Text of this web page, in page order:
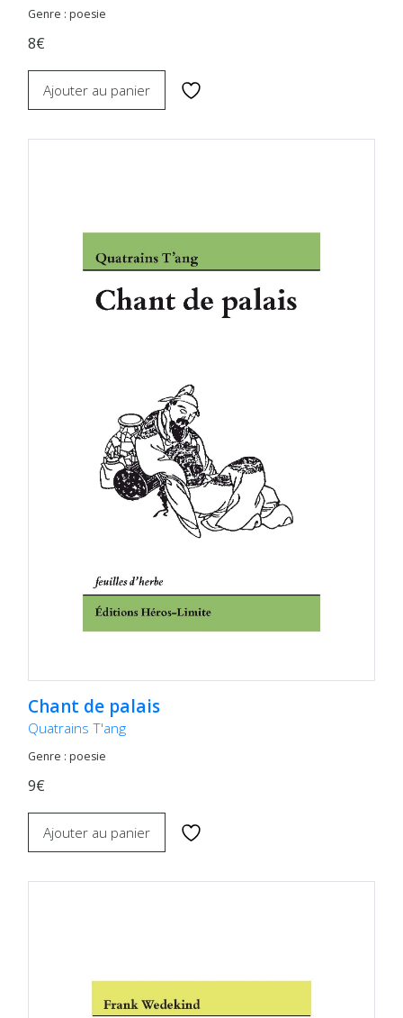
Genre : poesie
8€
Ajouter au panier
Chant de palais
Quatrains T'ang
Genre : poesie
9€
Ajouter au panier